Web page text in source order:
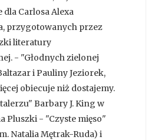
dla Carlosa Alexa
przygotowanych przez
literatury
- "Głodnych zielonej
i Pauliny Jeziorek,
obiecuje niż dostajemy.
Barbary J. King w
Pluszki - "Czyste mięso"
Natalia Mętrak-Ruda) i